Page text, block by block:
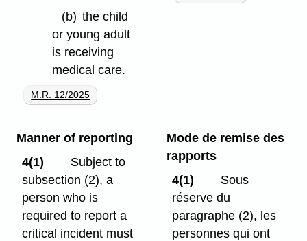
(b) the child
or young adult
is receiving
medical care.
M.R. 12/2025
Manner of reporting
4(1)
Subject to
subsection (2), a
person who is
required to report a
critical incident must
Mode de remise des
rapports
4(1)
Sous
réserve du
paragraphe (2), les
personnes qui ont